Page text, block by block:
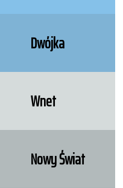
Dwójka
Wnet
Nowy Świat